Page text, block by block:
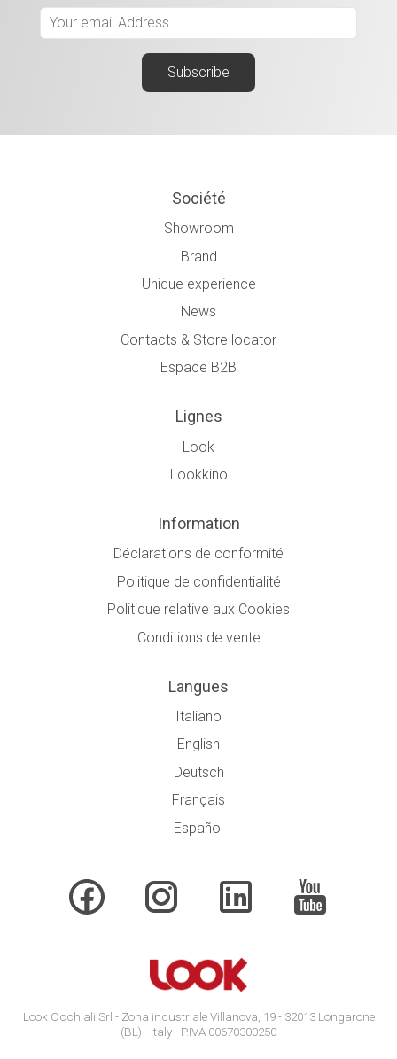
Société
Showroom
Brand
Unique experience
News
Contacts & Store locator
Espace B2B
Lignes
Look
Lookkino
Information
Déclarations de conformité
Politique de confidentialité
Politique relative aux Cookies
Conditions de vente
Langues
Italiano
English
Deutsch
Français
Español
Look Occhiali Srl - Zona industriale Villanova, 19 - 32013 Longarone
(BL) - Italy - P.IVA 00670300250